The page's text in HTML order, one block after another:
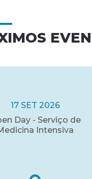
17 SET 2026
Day - Serviço de
Intensiva